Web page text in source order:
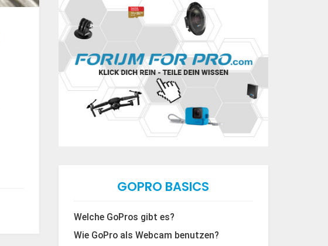
GOPRO BASICS
Welche GoPros gibt es?
Wie GoPro als Webcam benutzen?